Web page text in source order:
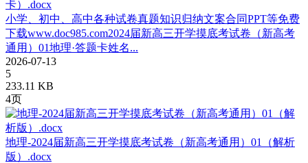
卡）.docx
小学、初中、高中各种试卷真题知识归纳文案合同PPT等免费
下载www.doc985.com2024届新高三开学摸底考试卷（新高考
通用）01地理·答题卡姓名...
2026-07-13
5
233.11 KB
4页
地理-2024届新高三开学摸底考试卷（新高考通用）01（解析
版）.docx